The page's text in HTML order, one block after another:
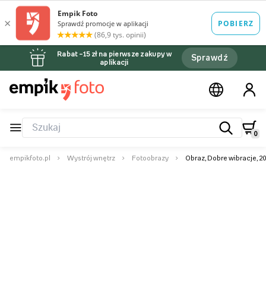
Rabat –15 zł na pierwsze zakupy w
aplikacji
Sprawdź
0
empikfoto.pl Wystrój wnętrz Fotoobrazy Obraz, Dobre wibracje,